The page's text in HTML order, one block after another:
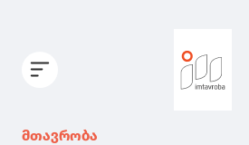
მთავრობა